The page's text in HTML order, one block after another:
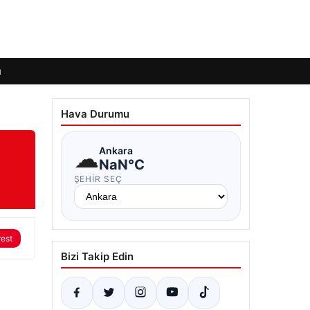
Hava Durumu
☁Ankara
NaN°C
ŞEHIR SEÇ
Bizi Takip Edin